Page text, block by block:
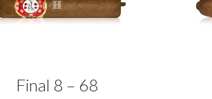
Final 8 – 68